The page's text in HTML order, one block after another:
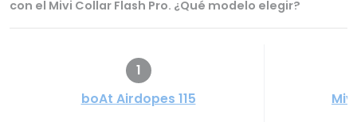
con el Mivi Collar Flash Pro. ¿Qué modelo elegir?
1
boAt Airdopes 115